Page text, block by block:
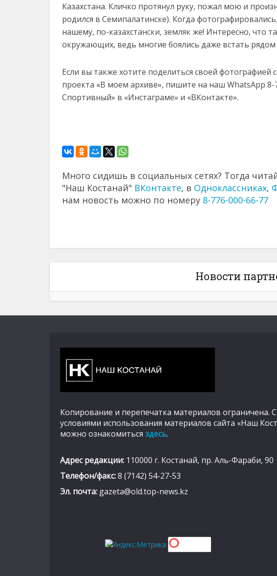
Казахстана. Кличко протянул руку, пожал мою и
родился в Семипалатинске). Когда
нашему, по-казахстански, земляк же! Интересно, что
окружающих, ведь многие боялись даже встать
Если вы также хотите поделиться своей фотографией
проекта «В моем архиве», пишите на наш WhatsApp 8-
Спортивный» в «Инстаграме» и «ВКонтакте».
Много сидишь в социальных сетях? Тогда
"Наш Костанай" ВКонтакте, в Одноклассниках,
нам новость можно по номеру 8-776-000-66-77
Новости
Копирование и перепечатка материалов ограничена. С
условиями использования материалов сайта «Наш
можно ознакомиться здесь.
Адрес редакции: 110000 г. Костанай, пр. Аль-Фараби, 90
Телефон/факс:8 (7142) 54-27-53
Эл. почта: gazeta@old.top-news.kz